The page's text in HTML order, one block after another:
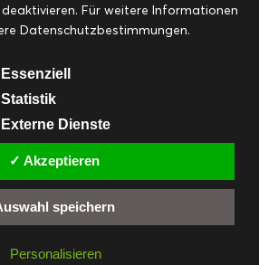
Kategorie Ostern Resteküche
SliderStartseite
& Vorspeisen
Salate & Suppen
& Events
PINTEREST
EMAIL
Für weitere Informationen
Datenschutzbestimmungen.
Essenziell
Statistik
Externe Dienste
✓ Akzeptieren
speichern
Personalisieren